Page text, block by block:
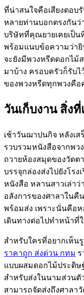
ที่น่าสนใจคือเสียงตอบ
หลายท่านบอกตรงกันว่
บริษัทที่คุณยายเคยเป็
พร้อมแนบข้อความว่า
จะยังมีพวงหรีดดอกไม้
มาบ้าง ครอบครัวก็รับ
ของพวงหรีดทุกพวงคือ
วันเก็บงาน สิ่ง
เช้าวันฌาปนกิจ หลังเส
รวบรวมหนังสือจากพว
ถวายห้องสมุดของวัดต
บรรจุกล่องส่งไปยังโร
หนังสือ หลานสาวเล่า
อลังการของศาลาในคื
พร้อมส่ง เพราะนั่นคือ
เดินทางต่อไปทำหน้าที่
สำหรับใครที่อยากเห็น
ราคาถูก ส่งด่วน กทม
แบบผสมดอกไม้ประดิษ
สำหรับส่งในนามส่วน
สามารถจัดส่งถึงศาลา